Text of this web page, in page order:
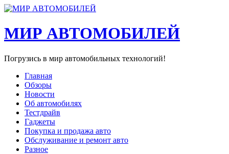
Перейти
содержимому
МИР АВТОМОБИЛЕЙ
Погрузись в мир автомобильных технологий!
Главная
Обзоры
Новости
Об автомобилях
Тестдрайв
Гаджеты
Покупка и продажа авто
Обслуживание и ремонт авто
Разное